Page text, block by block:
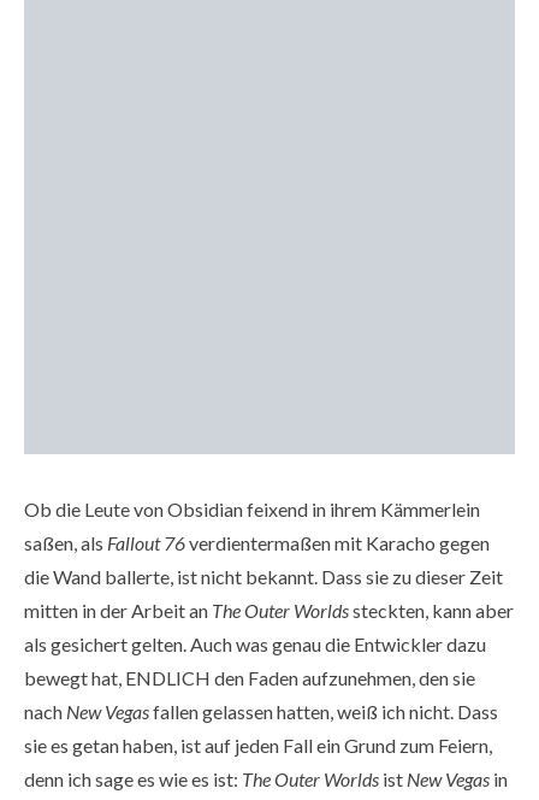
Ob die Leute von Obsidian feixend in ihrem Kämmerlein
saßen, als Fallout 76verdientermaßen mit Karacho gegen
die Wand ballerte, ist nicht bekannt. Dass sie zu dieser Zeit
mitten in der Arbeit an The Outer Worldssteckten, kann aber
als gesichert gelten. Auch was genau die Entwickler dazu
bewegt hat, ENDLICH den Faden aufzunehmen, den sie
nach New Vegasfallen gelassen hatten, weiß ich nicht. Dass
sie es getan haben, ist auf jeden Fall ein Grund zum Feiern,
denn ich sage es wie es ist: The Outer Worlds ist New Vegas in